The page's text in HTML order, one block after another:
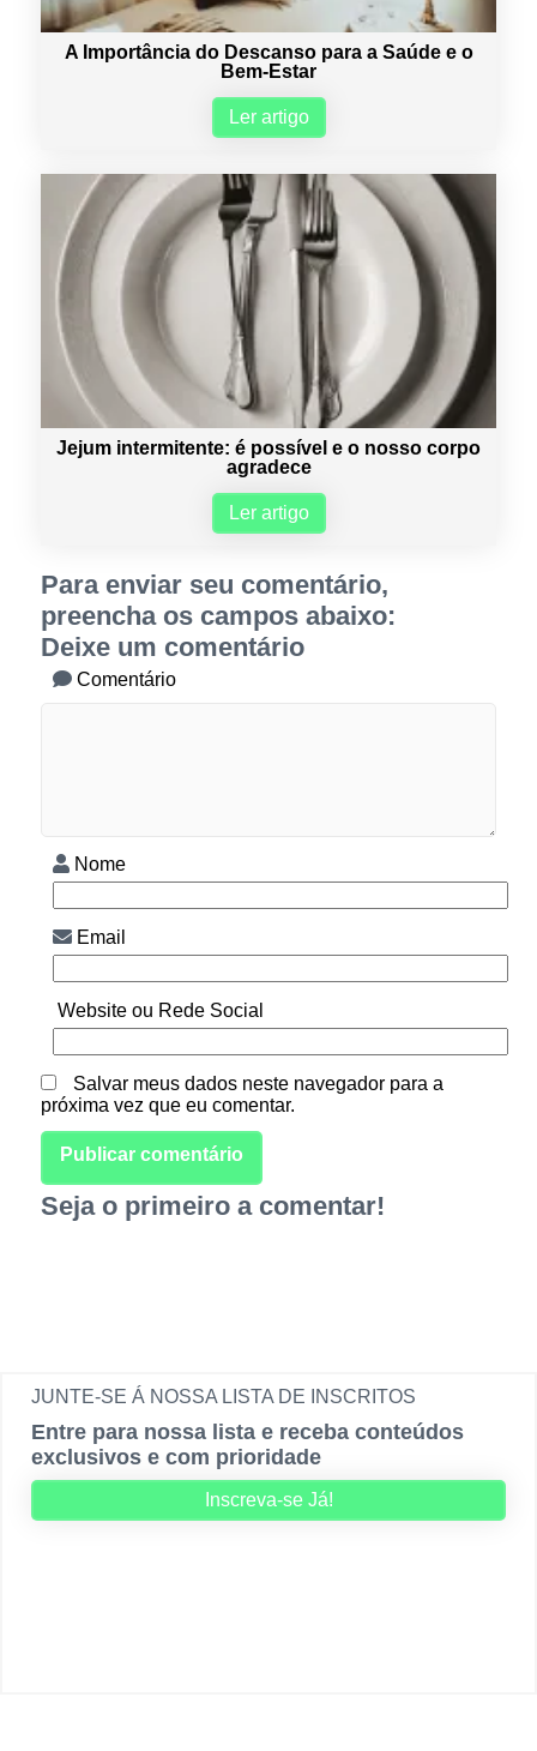
A Importância do Descanso para a Saúde e o
Bem-Estar
Ler artigo
Jejum intermitente: é possível e o nosso corpo
agradece
Ler artigo
Para enviar seu comentário,
preencha os campos abaixo:
Deixe um comentário
Comentário
Nome
Email
Website ou Rede Social
Salvar meus dados neste navegador para a
próxima vez que eu comentar.
Seja o primeiro a comentar!
JUNTE-SE Á NOSSA LISTA DE INSCRITOS
Entre para nossa lista e receba conteúdos
exclusivos e com prioridade
Inscreva-se Já!